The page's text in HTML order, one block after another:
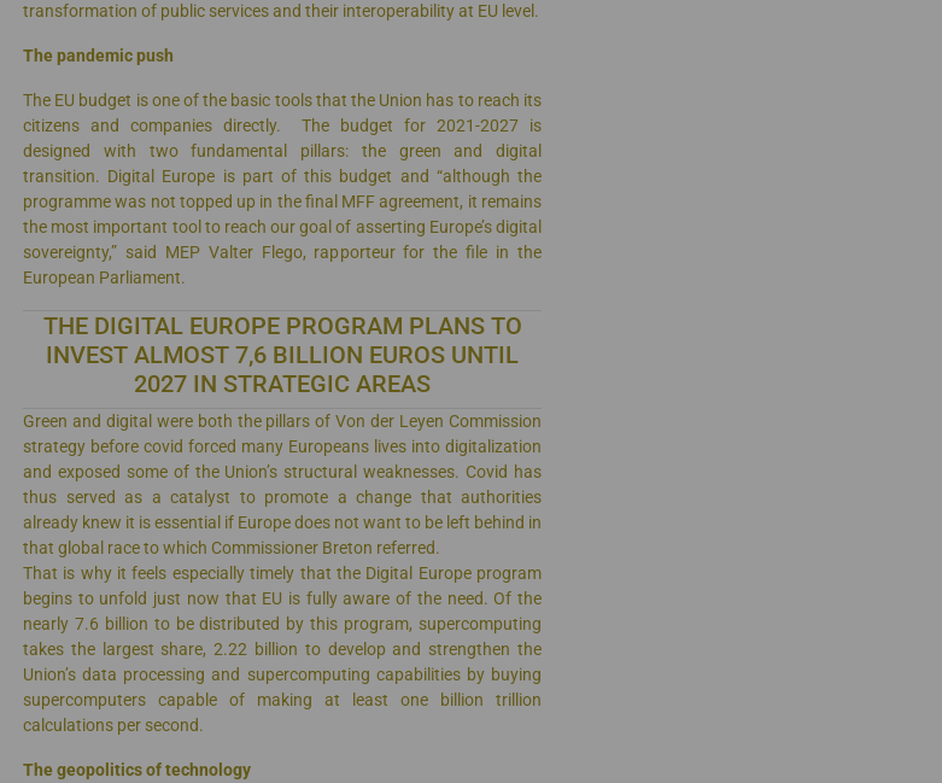
transformation of public services and their interoperability at EU level.
The pandemic push
The EU budget is one of the basic tools that the Union has to reach its
citizens and companies directly. The budget for 2021-2027 is
designed with two fundamental pillars: the green and digital
transition. Digital Europe is part of this budget and “although the
programme was not topped up in the final MFF agreement, it remains
the most important tool to reach our goal of asserting Europe’s digital
sovereignty,” said MEP Valter Flego, rapporteur for the file in the
European Parliament.
THE DIGITAL EUROPE PROGRAM PLANS TO
INVEST ALMOST 7,6 BILLION EUROS UNTIL
2027 IN STRATEGIC AREAS
Green and digital were both the pillars of Von der Leyen Commission
strategy before covid forced many Europeans lives into digitalization
and exposed some of the Union’s structural weaknesses. Covid has
thus served as a catalyst to promote a change that authorities
already knew it is essential if Europe does not want to be left behind in
that global race to which Commissioner Breton referred.
That is why it feels especially timely that the Digital Europe program
begins to unfold just now that EU is fully aware of the need. Of the
nearly 7.6 billion to be distributed by this program, supercomputing
takes the largest share, 2.22 billion to develop and strengthen the
Union’s data processing and supercomputing capabilities by buying
supercomputers capable of making at least one billion trillion
calculations per second.
The geopolitics of technology